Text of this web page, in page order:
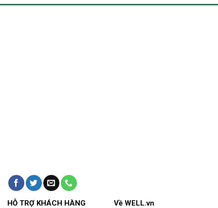
HỖ TRỢ KHÁCH HÀNG Về WELL.vn